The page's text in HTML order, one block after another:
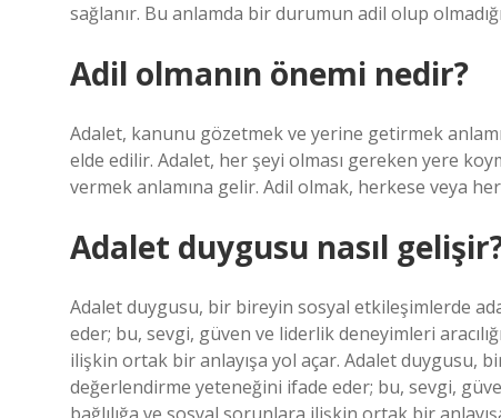
sağlanır. Bu anlamda bir durumun adil olup
Adil olmanın önemi nedir?
Adalet, kanunu gözetmek ve yerine getirmek
elde edilir. Adalet, her şeyi olması gereken yere
vermek anlamına gelir. Adil olmak, herkese veya
Adalet duygusu nasıl
Adalet duygusu, bir bireyin sosyal etkileşimlerde
eder; bu, sevgi, güven ve liderlik deneyimleri
ilişkin ortak bir anlayışa yol açar. Adalet duygusu,
değerlendirme yeteneğini ifade eder; bu, sevgi,